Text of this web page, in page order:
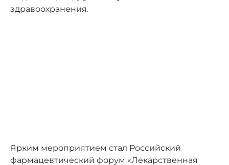
здравоохранения.
Ярким мероприятием стал Российский
фармацевтический форум «Лекарственная